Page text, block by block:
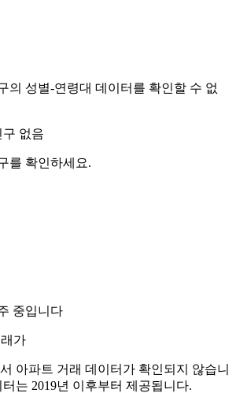
의 성별-연령대 데이터를 확인할 수 없
구 없음
를 확인하세요.
중입니다
가
아파트 거래 데이터가 확인되지 않습니
는 2019년 이후부터 제공됩니다.